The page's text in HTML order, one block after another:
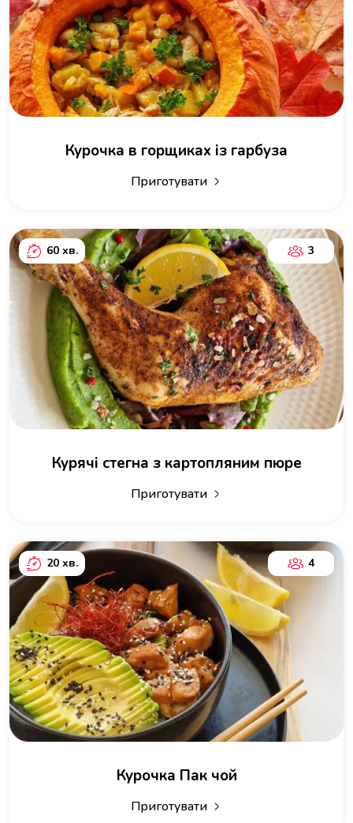
Курочка в горщиках із гарбуза
Приготувати
60 хв. 3
Курячі стегна з картопляним пюре
Приготувати
20 хв. 4
Курочка Пак чой
Приготувати